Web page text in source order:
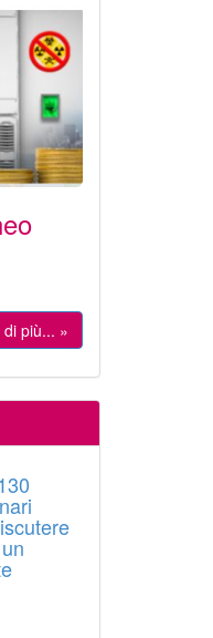
più... »